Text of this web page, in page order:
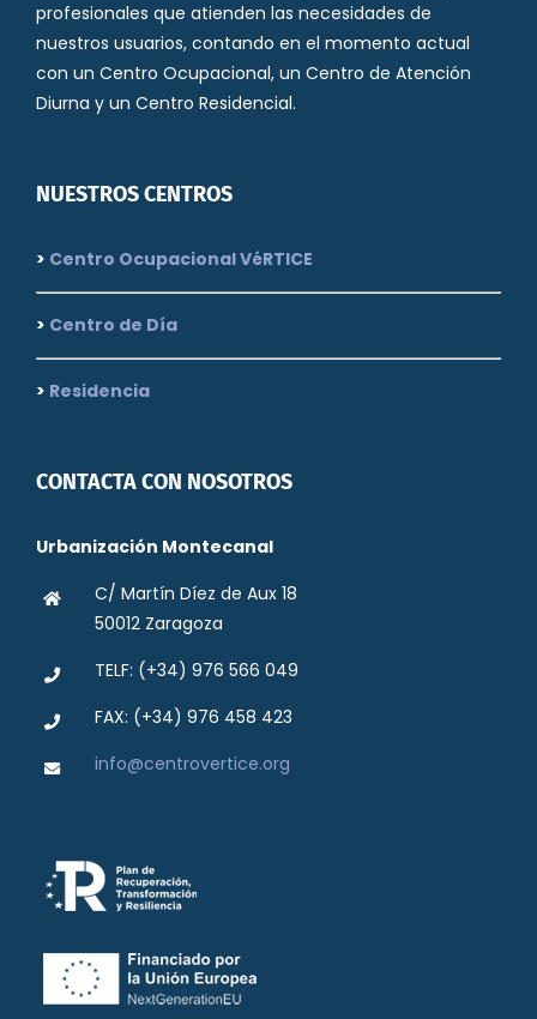
profesionales que atienden las necesidades de
nuestros usuarios, contando en el momento actual
con un Centro Ocupacional, un Centro de Atención
Diurna y un Centro Residencial.
NUESTROS CENTROS
> Centro Ocupacional VéRTICE
> Centro de Día
> Residencia
CONTACTA CON NOSOTROS
Urbanización Montecanal
C/ Martín Díez de Aux 18
50012 Zaragoza
TELF: (+34) 976 566 049
FAX: (+34) 976 458 423
info@centrovertice.org